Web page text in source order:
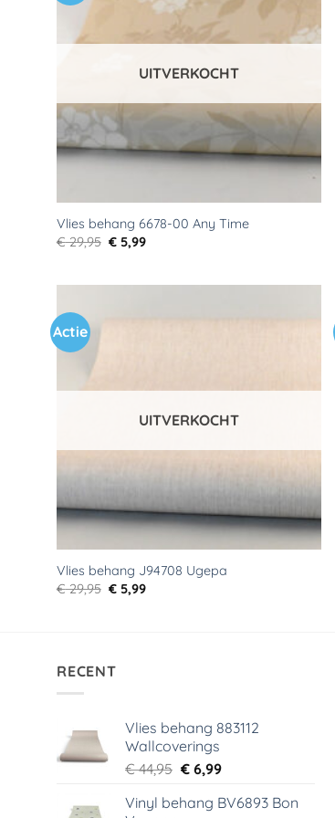
verlanglijst
UITVERKOCHT
Vlies behang 6678-00 Any Time
€29,95 Oorspronkelijke
prijs
€ 5,99Huidige
Actie
UITVERKOCHT
Vlies behang J94708 Ugepa
€29,95 Oorspronkelijke
prijs
€ 5,99Huidige
RECENT
Vlies behang 883112
Wallcoverings
€44,95 Oorspronkelijke
was:
€6,99Huidige
is:
Vinyl behang BV6893 Bon